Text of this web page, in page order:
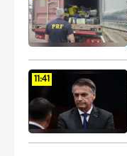
11:41